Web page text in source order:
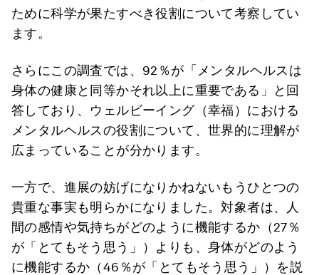
ために科学が果たすべき役割について考察してい
ます。
さらにこの調査では、92％が「メンタルヘルスは
身体の健康と同等かそれ以上に重要である」と回
答しており、ウェルビーイング（幸福）における
メンタルヘルスの役割について、世界的に理解が
広まっていることが分かります。
一方で、進展の妨げになりかねないもうひとつの
貴重な事実も明らかになりました。対象者は、人
間の感情や気持ちがどのように機能するか（27％
が「とてもそう思う」）よりも、身体がどのよう
に機能するか（46％が「とてもそう思う」）を説